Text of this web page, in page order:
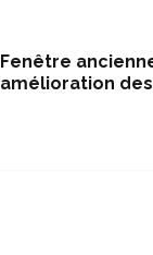
Fenêtre
amélioration